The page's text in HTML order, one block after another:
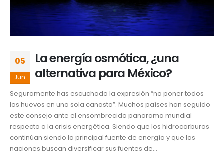
05
Jun
La energía osmótica, ¿una
alternativa para México?
Seguramente has escuchado la expresión “no poner todos
los huevos en una sola canasta”. Muchos países han seguido
este consejo ante el ensombrecido panorama mundial
respecto a la crisis energética. Siendo que los hidrocarburos
continúan siendo la principal fuente de energía y que las
naciones buscan diversificar sus fuentes de...